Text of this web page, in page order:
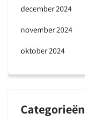
december 2024
november 2024
oktober 2024
Categorieën